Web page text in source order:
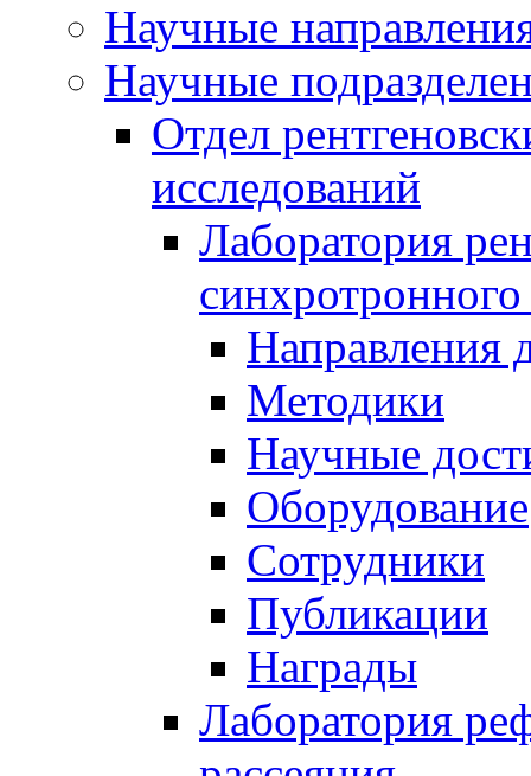
Научные
Научные
Отдел
исследований
Лаборатория
Направления
Методики
Научные
Оборудование
Сотрудники
Публикации
Награды
Лаборатория